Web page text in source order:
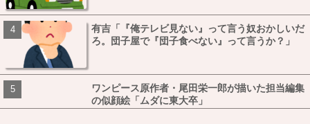
有吉「『俺テレビ見ない』って言う奴おかしいだ
ろ。団子屋で『団子食べない』って言うか？」
ワンピース原作者・尾田栄一郎が描いた担当編集
の似顔絵「ムダに東大卒」